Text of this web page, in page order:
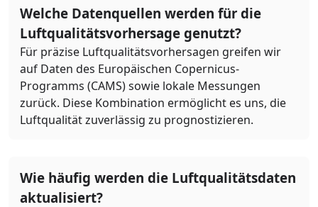
Welche Datenquellen werden für die
Luftqualitätsvorhersage genutzt?
Für präzise Luftqualitätsvorhersagen greifen wir
auf Daten des Europäischen Copernicus-
Programms (CAMS) sowie lokale Messungen
zurück. Diese Kombination ermöglicht es uns, die
Luftqualität zuverlässig zu prognostizieren.
Wie häufig werden die Luftqualitätsdaten
aktualisiert?